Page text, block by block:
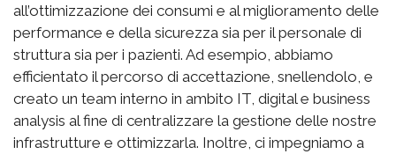
all’ottimizzazione dei consumi e al miglioramento delle
performance e della sicurezza sia per il personale di
struttura sia per i pazienti. Ad esempio, abbiamo
efficientato il percorso di accettazione, snellendolo, e
creato un team interno in ambito IT, digital e business
analysis al fine di centralizzare la gestione delle nostre
infrastrutture e ottimizzarla. Inoltre, ci impegniamo a